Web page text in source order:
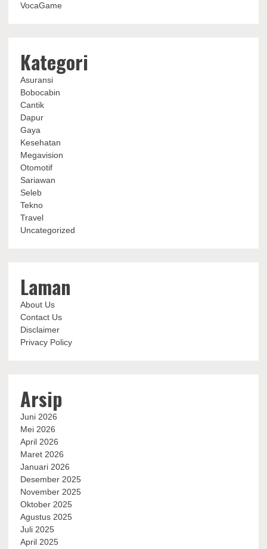
VocaGame
Kategori
Asuransi
Bobocabin
Cantik
Dapur
Gaya
Kesehatan
Megavision
Otomotif
Sariawan
Seleb
Tekno
Travel
Uncategorized
Laman
About Us
Contact Us
Disclaimer
Privacy Policy
Arsip
Juni 2026
Mei 2026
April 2026
Maret 2026
Januari 2026
Desember 2025
November 2025
Oktober 2025
Agustus 2025
Juli 2025
April 2025